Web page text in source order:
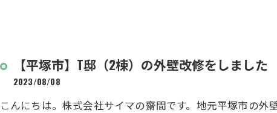
【平塚市】T邸（2棟）の外壁改修をしました
2023/08/08
こんにちは。株式会社サイマの齋間です。地元平塚市の外